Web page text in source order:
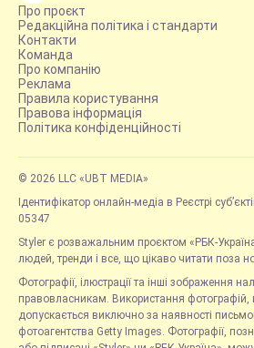
Про проєкт
Редакційна політика і стандарти
Контакти
Команда
Про компанію
Реклама
Правила користування
Правова інформація
Політика конфіденційності
© 2026 LLC «UBT MEDIA»
Ідентифікатор онлайн-медіа в Реєстрі
05347
Styler є розважальним проєктом «РБК-
людей, тренди і все, що цікаво читати поза
Фотографії, ілюстрації та інші зображення
правовласникам. Використання фотографій,
допускається виключно за наявності
фотоагентства Getty Images. Фотографії,